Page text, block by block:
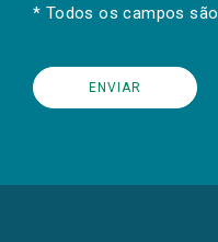
* Todos os campos